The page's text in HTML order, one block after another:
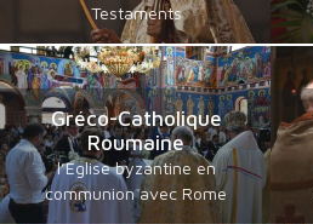
Testaments
Gréco-Catholique
Roumaine
l’Eglise byzantine en
communion avec Rome